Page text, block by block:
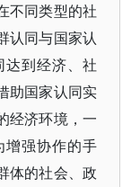
不同类型的社
认同与国家认
到经济、社
助国家认同实
经济环境，一
增强协作的手
体的社会、政